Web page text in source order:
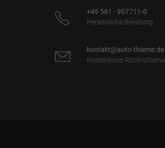
+49 581 - 907711-0
Persönliche Beratung
kontakt@auto-thieme.de
Kostenloser